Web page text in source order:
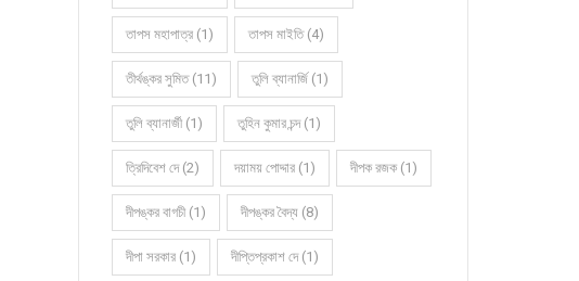
তাপস মহাপাত্র (1) তাপস মাইতি (4)
তীর্থঙ্কর সুমিত (11) তুলি ব্যানার্জি (1)
তুলি ব্যানার্জী (1) তুহিন কুমার চন্দ (1)
ত্রিদিবেশ দে (2) দয়াময় পোদ্দার (1) দীপক রজক (1)
দীপঙ্কর বাগচী (1) দীপঙ্কর বৈদ্য (8)
দীপা সরকার (1) দীপ্তিপ্রকাশ দে (1)